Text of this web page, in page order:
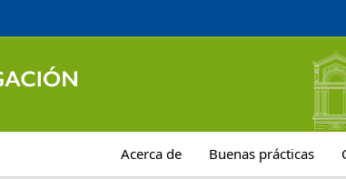
Acerca de Buenas prácticas